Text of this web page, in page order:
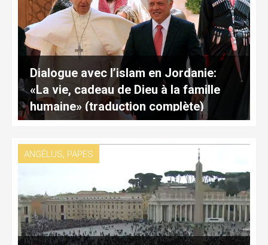
Dialogue avec l’islam en Jordanie:
«La vie, cadeau de Dieu à la famille
humaine» (traduction complète)
ANGÉLUS, PAPES